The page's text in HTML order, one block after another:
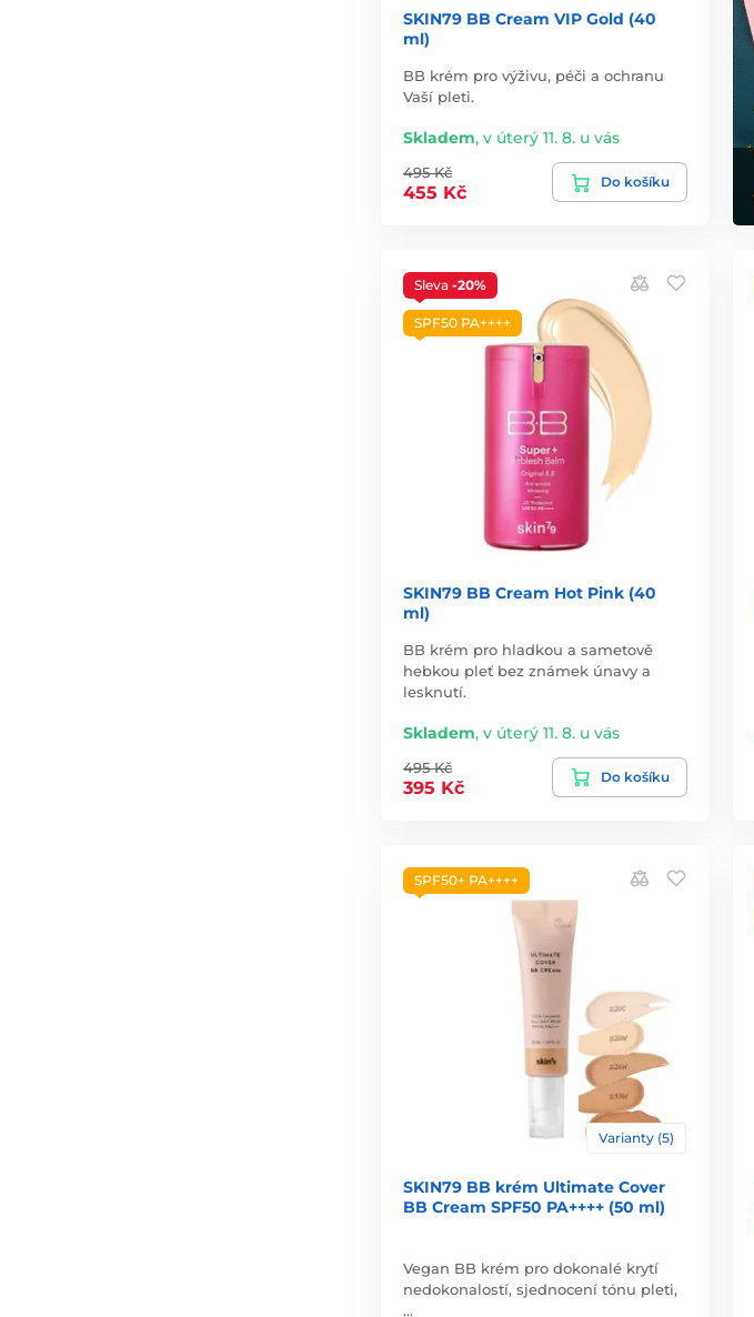
SKIN79 BB Cream VIP Gold (40
ml)
BB krém pro výživu, péči a ochranu
Vaší pleti.
Skladem, v úterý 11. 8. u vás
495 Kč
455 Kč
Do košíku
Sleva -20%
SPF50 PA++++
SKIN79 BB Cream Hot Pink (40
ml)
BB krém pro hladkou a sametově
hebkou pleť bez známek únavy a
lesknutí.
Skladem, v úterý 11. 8. u vás
495 Kč
395 Kč
Do košíku
SPF50+ PA++++
Varianty (5)
SKIN79 BB krém Ultimate Cover
BB Cream SPF50 PA++++ (50 ml)
Vegan BB krém pro dokonalé krytí
nedokonalostí, sjednocení tónu pleti,
…